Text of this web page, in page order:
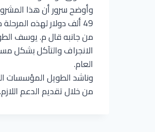
وأوضح سرور أن هذا
49 ألف دولار لهذه المرحلة من التدعيم.
من جانبه قال م. يوسف
الانجراف والتآكل بشكل
العام.
وناشد الطويل المؤسسات
من خلال تقديم الدعم اللازم.